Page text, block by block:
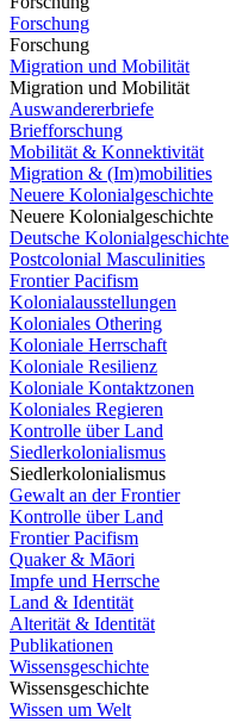
Forschung
Forschung
Migration und Mobilität
Migration und Mobilität
Auswandererbriefe
Briefforschung
Mobilität & Konnektivität
Migration & (Im)mobilities
Neuere Kolonialgeschichte
Neuere Kolonialgeschichte
Deutsche Kolonialgeschichte
Postcolonial Masculinities
Frontier Pacifism
Kolonialausstellungen
Koloniales Othering
Koloniale Herrschaft
Koloniale Resilienz
Koloniale Kontaktzonen
Koloniales Regieren
Kontrolle über Land
Siedlerkolonialismus
Siedlerkolonialismus
Gewalt an der Frontier
Kontrolle über Land
Frontier Pacifism
Quaker & Māori
Impfe und Herrsche
Land & Identität
Alterität & Identität
Publikationen
Wissensgeschichte
Wissensgeschichte
Wissen um Welt